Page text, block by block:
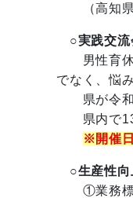
（高知県
○実践交流
男性育休
でなく、悩
県が令和
県内で13
※開催
○生産性向
①業務標準